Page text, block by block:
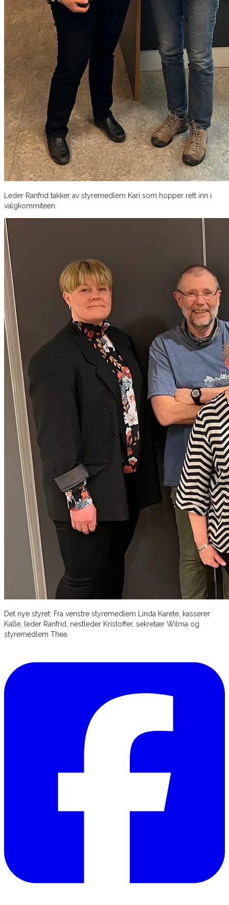
Leder Ranfrid takker av styremedlem Kari som hopper rett inn i
valgkommiteen.
Det nye styret: Fra venstre styremedlem Linda Karete, kasserer
Kalle, leder Ranfrid, nestleder Kristoffer, sekretær Wilma og
styremedlem Thea.